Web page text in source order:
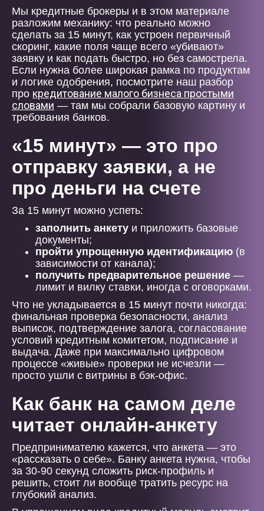
Мы кредитные брокеры и в этом материале
разложим механику: что реально можно
сделать за 15 минут, как устроен первичный
скоринг, какие поля чаще всего «убивают»
заявку и как подать быстро, но без самострела.
Если нужна более широкая рамка по продуктам
и логике одобрения, посмотрите наш разбор
про кредитование малого бизнеса простыми
словами — там мы собрали базовую картину и
требования банков.
«15 минут» — это про
отправку заявки, а не
про деньги на счете
За 15 минут можно успеть:
заполнить анкету и приложить базовые
документы;
пройти упрощенную идентификацию (в
зависимости от канала);
получить предварительное решение —
лимит и вилку ставки, иногда с оговорками.
Что не укладывается в 15 минут почти никогда:
финальная проверка безопасности, анализ
выписок, подтверждение залога, согласование
условий кредитным комитетом, подписание и
выдача. Даже при максимально цифровом
процессе «живые» проверки не исчезли —
просто ушли с витрины в бэк-офис.
Как банк на самом деле
читает онлайн-анкету
Предпринимателю кажется, что анкета — это
«рассказать о себе». Банку анкета нужна, чтобы
за 30-90 секунд сложить риск-профиль и
решить, стоит ли вообще тратить ресурс на
глубокий анализ.